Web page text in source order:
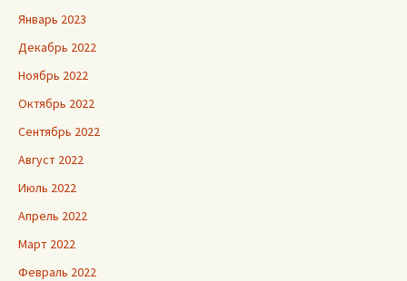
Январь 2023
Декабрь 2022
Ноябрь 2022
Октябрь 2022
Сентябрь 2022
Август 2022
Июль 2022
Апрель 2022
Март 2022
Февраль 2022